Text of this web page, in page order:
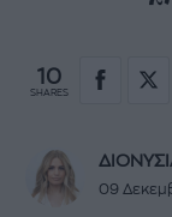
10
SHARES
09